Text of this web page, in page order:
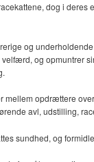
dog i deres
og
og opmuntrer
opdrættere
avl, udstilling,
sundhed, og